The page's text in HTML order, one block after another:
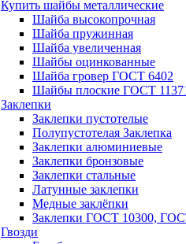
Купить шайбы металлические
Шайба высокопрочная
Шайба пружинная
Шайба увеличенная
Шайбы оцинкованные
Шайба гровер ГОСТ 6402
Шайбы плоские ГОСТ
Заклепки
Заклепки пустотелые
Полупустотелая Заклепка
Заклепки алюминиевые
Заклепки бронзовые
Заклепки стальные
Латунные заклепки
Медные заклёпки
Заклепки ГОСТ 10300,
Гвозди